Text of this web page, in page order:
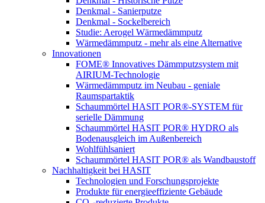
Denkmal - Sanierputze
Denkmal - Sockelbereich
Studie: Aerogel Wärmedämmputz
Wärmedämmputz - mehr als eine Alternative
Innovationen
FOME® Innovatives Dämmputzsystem mit
AIRIUM-Technologie
Wärmedämmputz im Neubau - geniale
Raumspartaktik
Schaummörtel HASIT POR®-SYSTEM für
serielle Dämmung
Schaummörtel HASIT POR® HYDRO als
Bodenausgleich im Außenbereich
Wohlfühlsaniert
Schaummörtel HASIT POR® als Wandbaustoff
Nachhaltigkeit bei HASIT
Technologien und Forschungsprojekte
Produkte für energieeffiziente Gebäude